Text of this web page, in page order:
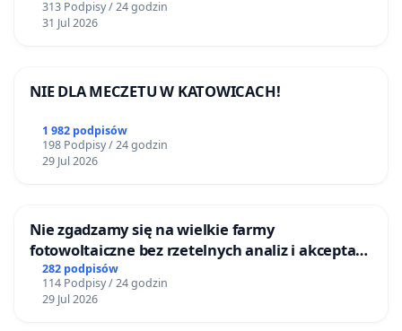
313 Podpisy / 24 godzin
31 Jul 2026
NIE DLA MECZETU W KATOWICACH!
1 982 podpisów
198 Podpisy / 24 godzin
29 Jul 2026
Nie zgadzamy się na wielkie farmy
fotowoltaiczne bez rzetelnych analiz i akceptacji
mieszkańców
282 podpisów
114 Podpisy / 24 godzin
29 Jul 2026